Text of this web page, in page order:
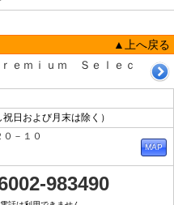
▲上へ戻る
ｅｍｉｕｍ Ｓｅｌｅｃ
日および月末は除く）
－１０
983490